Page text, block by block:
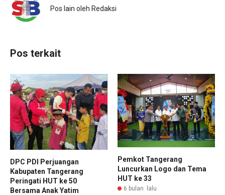
Pos lain oleh Redaksi
Pos terkait
DPC PDI Perjuangan
Kabupaten Tangerang
Peringati HUT ke 50
Bersama Anak Yatim
Pemkot Tangerang
Luncurkan Logo dan Tema
HUT ke 33
6 bulan lalu